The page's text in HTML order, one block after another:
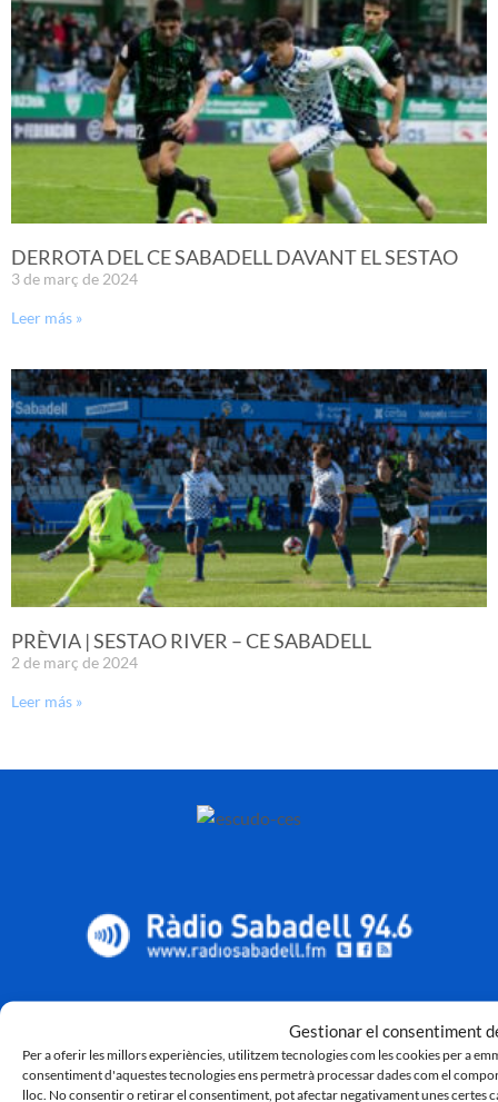
Gestionar el consentiment
Per a oferir les millors experiències, utilitzem tecnologies com les cookies per a
consentiment d'aquestes tecnologies ens permetrà processar dades com el
lloc. No consentir o retirar el consentiment, pot afectar negativament unes certes
DERROTA DEL CE SABADELL DAVANT EL SESTAO
3 de març de 2024
Leer más »
PRÈVIA | SESTAO RIVER – CE SABADELL
2 de març de 2024
Leer más »